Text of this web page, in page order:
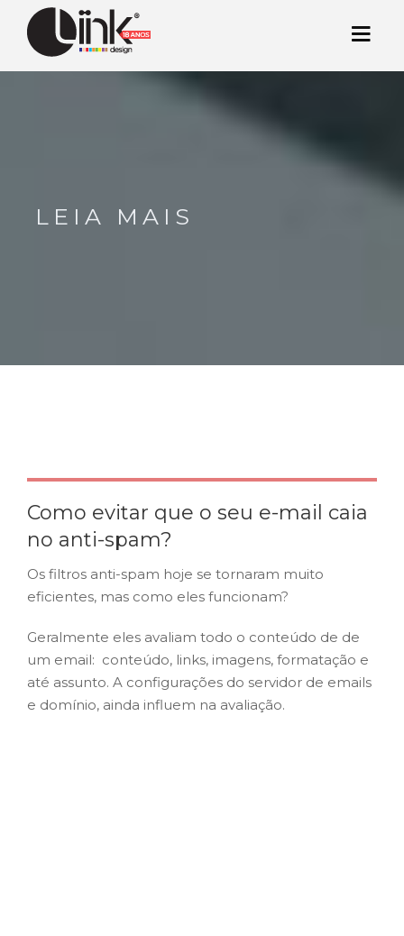
LEIA MAIS
Como evitar que o seu e-mail caia
no anti-spam?
Os filtros anti-spam hoje se tornaram muito
eficientes, mas como eles funcionam?
Geralmente eles avaliam todo o conteúdo de de
um email: conteúdo, links, imagens, formatação e
até assunto. A configurações do servidor de emails
e domínio, ainda influem na avaliação.